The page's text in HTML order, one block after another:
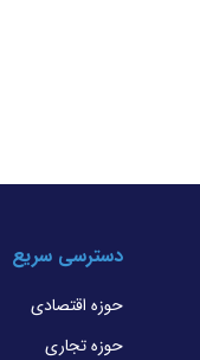
دسترسی سریع
حوزه اقتصادی
حوزه تجاری